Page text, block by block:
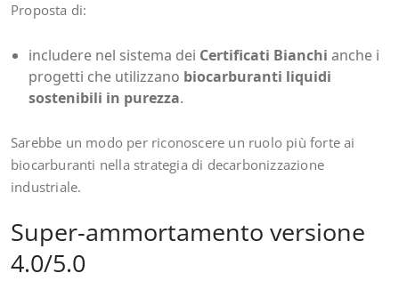
Proposta di:
includere nel sistema dei Certificati Bianchi anche i
progetti che utilizzano biocarburanti liquidi
sostenibili in purezza.
Sarebbe un modo per riconoscere un ruolo più forte ai
biocarburanti nella strategia di decarbonizzazione
industriale.
Super-ammortamento versione
4.0/5.0